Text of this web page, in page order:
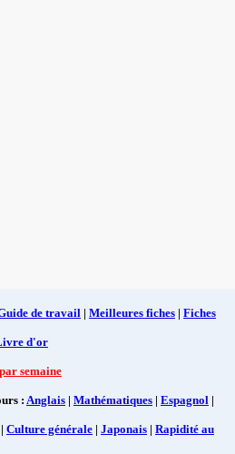
de travail | Meilleures fiches | Fiches
d'or
semaine
: Anglais | Mathématiques | Espagnol |
| Culture générale | Japonais | Rapidité au